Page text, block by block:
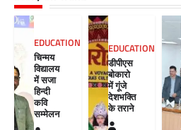
EDUCATION
चिन्मय
विद्यालय
में सजा
हिन्दी
कवि
सम्मेलन
EDUCATION
डीपीएस
बोकारो
में गूंजे
देशभक्ति
के तराने